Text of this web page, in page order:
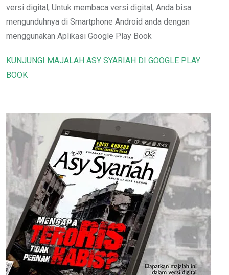
versi digital, Untuk membaca versi digital, Anda bisa
mengunduhnya di Smartphone Android anda dengan
menggunakan Aplikasi Google Play Book
KUNJUNGI MAJALAH ASY SYARIAH DI GOOGLE PLAY
BOOK